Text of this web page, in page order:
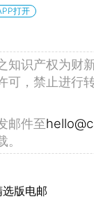
打开
知识产权为财
可，禁止进行
邮件至
版电邮